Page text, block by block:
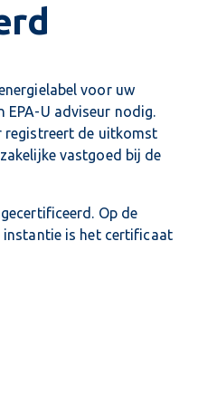
voor uw
EPA-U adviseur nodig.
registreert de uitkomst
vastgoed bij de
Op de
instantie is het certificaat